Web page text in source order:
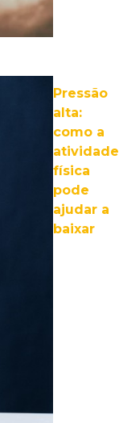
Pressão
alta:
como a
atividade
física
pode
ajudar a
baixar